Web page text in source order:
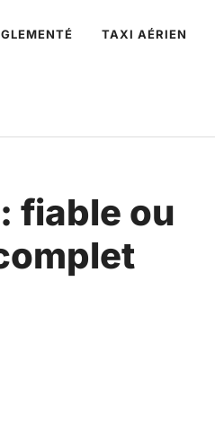
TAXI AÉRIEN
fiable ou